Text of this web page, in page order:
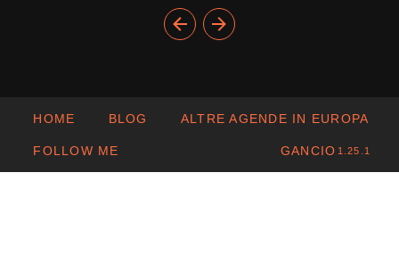
HOME BLOG ALTRE AGENDE IN EUROPA
FOLLOW ME GANCIO 1.25.1